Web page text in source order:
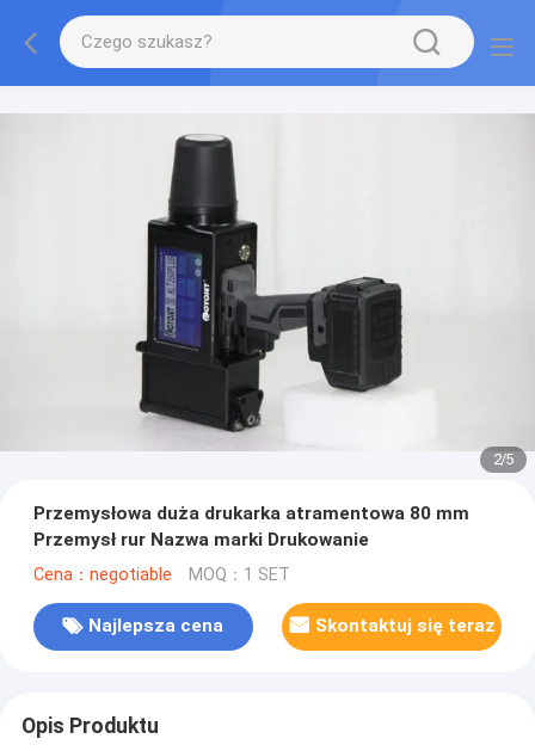
2/5
Przemysłowa duża drukarka atramentowa 80 mm
Przemysł rur Nazwa marki Drukowanie
Cena：negotiable MOQ：1 SET
Najlepsza cena Skontaktuj się teraz
Opis Produktu